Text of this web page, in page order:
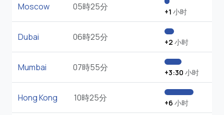
Moscow 05時25分 +1 小时
Dubai 06時25分 +2 小时
Mumbai 07時55分 +3:30 小时
Hong Kong 10時25分 +6 小时